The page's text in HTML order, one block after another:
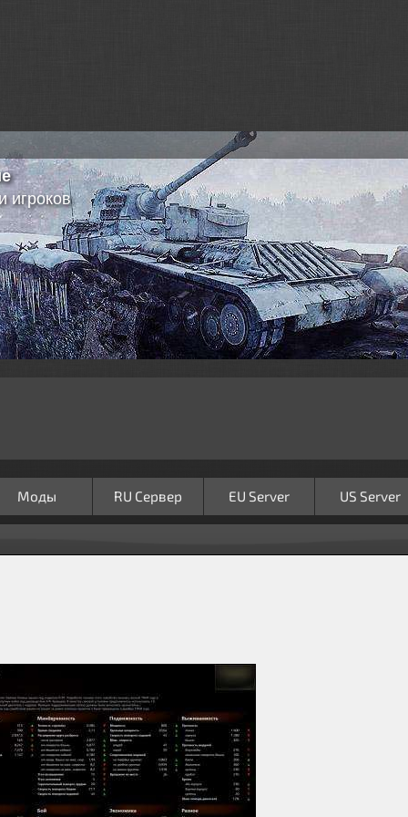
с официального форума игры
Моды RU Сервер EU Server US Server